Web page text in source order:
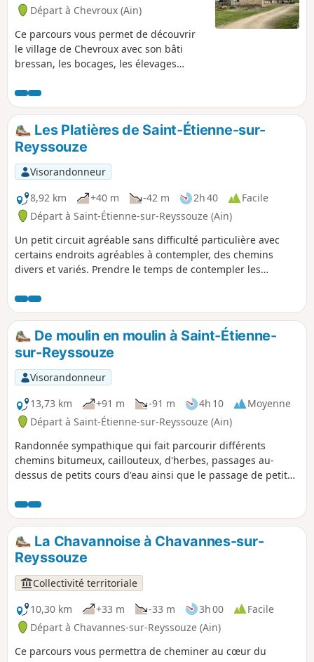
Départ à Chevroux (Ain)
Ce parcours vous permet de découvrir
le village de Chevroux avec son bâti
bressan, les bocages, les élevages
la Bourchardière.
Les Platières de Saint-Étienne-sur-
Reyssouze
Visorandonneur
8,92 km
+40 m -42 m 2h 40
Facile
Départ à Saint-Étienne-sur-Reyssouze (Ain)
Un petit circuit agréable sans difficulté particulière avec
certains endroits agréables à contempler, des chemins
divers et variés. Prendre le temps de contempler les
De moulin en moulin à Saint-Étienne-
sur-Reyssouze
Visorandonneur
13,73 km
+91 m -91 m 4h 10
Moyenne
Départ à Saint-Étienne-sur-Reyssouze (Ain)
Randonnée sympathique qui fait parcourir différents
chemins bitumeux, caillouteux, d'herbes, passages au-
dessus de petits cours d'eau ainsi que le passage de petits
La Chavannoise à Chavannes-sur-
Reyssouze
Collectivité territoriale
10,30 km
+33 m -33 m 3h 00
Facile
Départ à Chavannes-sur-Reyssouze (Ain)
Ce parcours vous permettra de cheminer au cœur du